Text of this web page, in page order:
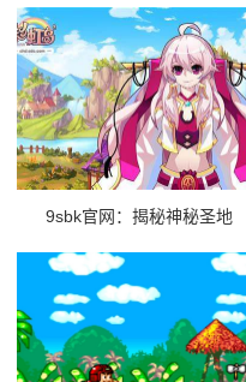
9sbk官网：揭秘神秘圣地